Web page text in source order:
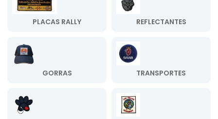
PLACAS RALLY REFLECTANTES
GORRAS TRANSPORTES